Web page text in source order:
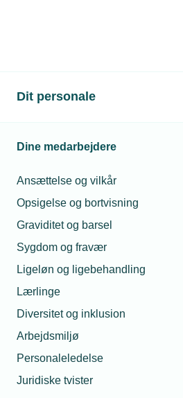
Dit personale
Dine medarbejdere
Ansættelse og vilkår
Opsigelse og bortvisning
Graviditet og barsel
Sygdom og fravær
Ligeløn og ligebehandling
Lærlinge
Diversitet og inklusion
Arbejdsmiljø
Personaleledelse
Juridiske tvister
TEKNIQ Navnenyt
28. jul. 2026
Hans Skov fejrer 25-års